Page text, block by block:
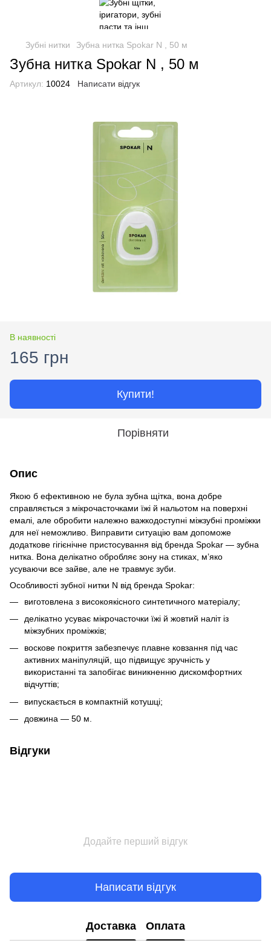
Зубні нитки Зубна нитка Spokar N , 50 м
Зубна нитка Spokar N , 50 м
Артикул: 10024 Написати відгук
В наявності
165 грн
Купити!
Порівняти
Опис
Якою б ефективною не була зубна щітка, вона добре
справляється з мікрочасточками їжі й нальотом на поверхні
емалі, але обробити належно важкодоступні міжзубні проміжки
для неї неможливо. Виправити ситуацію вам допоможе
додаткове гігієнічне пристосування від бренда Spokar — зубна
нитка. Вона делікатно обробляє зону на стиках, м’яко
усуваючи все зайве, але не травмує зуби.
Особливості зубної нитки N від бренда Spokar:
виготовлена з високоякісного синтетичного матеріалу;
делікатно усуває мікрочасточки їжі й жовтий наліт із
міжзубних проміжків;
воскове покриття забезпечує плавне ковзання під час
активних маніпуляцій, що підвищує зручність у
використанні та запобігає виникненню дискомфортних
відчуттів;
випускається в компактній котушці;
довжина — 50 м.
Відгуки
Додайте перший відгук
Написати відгук
Доставка Оплата